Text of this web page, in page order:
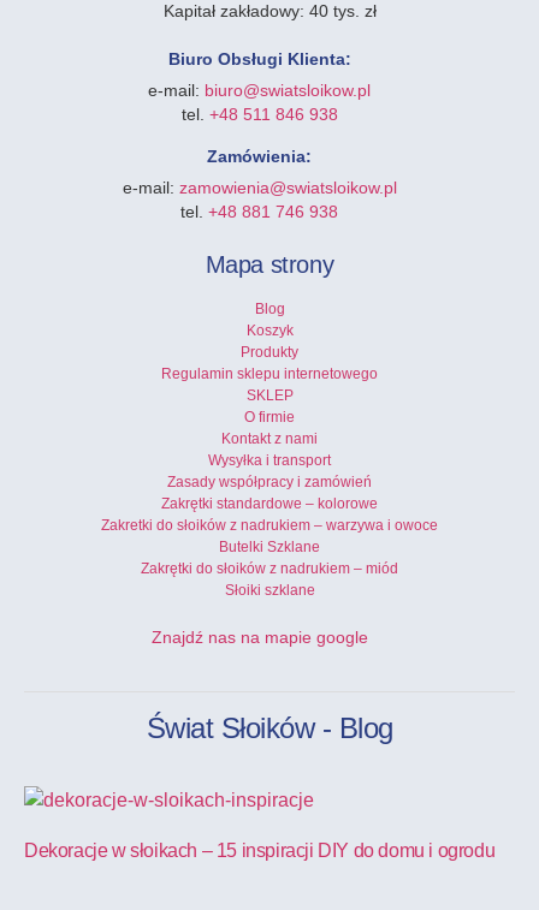
Kapitał zakładowy: 40 tys. zł
Biuro Obsługi Klienta:
e-mail: biuro@swiatsloikow.pl
tel. +48 511 846 938
Zamówienia:
e-mail: zamowienia@swiatsloikow.pl
tel.+48 881 746 938
Mapa strony
Blog
Koszyk
Produkty
Regulamin sklepu internetowego
SKLEP
O firmie
Kontakt z nami
Wysyłka i transport
Zasady współpracy i zamówień
Zakrętki standardowe – kolorowe
Zakretki do słoików z nadrukiem – warzywa i owoce
Butelki Szklane
Zakrętki do słoików z nadrukiem – miód
Słoiki szklane
Znajdź nas na mapie google
Świat Słoików - Blog
Dekoracje w słoikach – 15 inspiracji DIY do domu i ogrodu